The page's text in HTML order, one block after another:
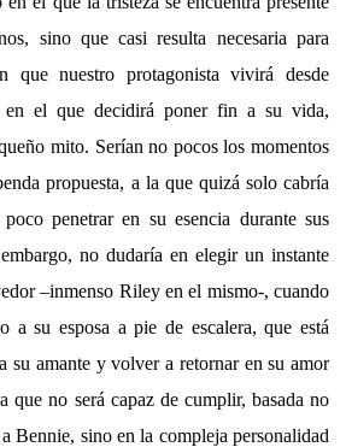
sino que casi resulta necesaria para
que nuestro protagonista vivirá desde
en el que decidirá poner fin a su vida,
mito. Serían no pocos los momentos
propuesta, a la que quizá solo cabría
penetrar en su esencia durante sus
no dudaría en elegir un instante
–inmenso Riley en el mismo-, cuando
a su esposa a pie de escalera, que está
su amante y volver a retornar en su amor
que no será capaz de cumplir, basada no
Bennie, sino en la compleja personalidad